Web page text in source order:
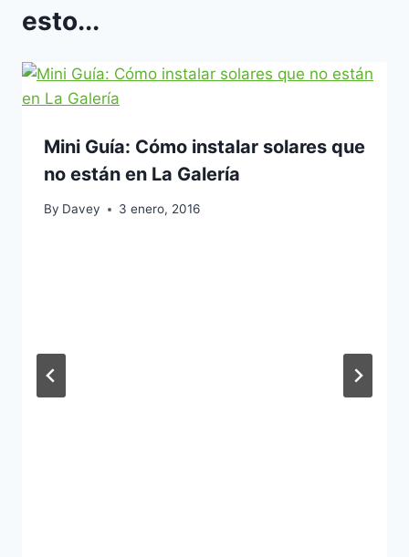
esto...
Mini Guía: Cómo instalar solares que
no están en La Galería
By Davey 3 enero, 2016